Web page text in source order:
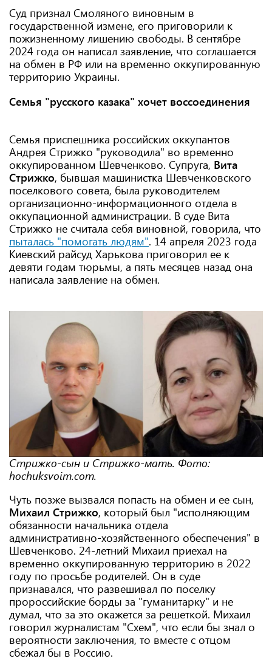
Суд признал Смоляного виновным в
государственной измене, его приговорили к
пожизненному лишению свободы. В сентябре
2024 года он написал заявление, что соглашается
на обмен в РФ или на временно оккупированную
территорию Украины.
Семья "русского казака" хочет воссоединения
Семья приспешника российских оккупантов
Андрея Стрижко "руководила" во временно
оккупированном Шевченково. Супруга, Вита
Стрижко, бывшая машинистка Шевченковского
поселкового совета, была руководителем
организационно-информационного отдела в
оккупационной администрации. В суде Вита
Стрижко не считала себя виновной, говорила, что
пыталась "помогать людям". 14 апреля 2023 года
Киевский райсуд Харькова приговорил ее к
девяти годам тюрьмы, а пять месяцев назад она
написала заявление на обмен.
Стрижко-сын и Стрижко-мать. Фото:
hochuksvoim.com.
Чуть позже вызвался попасть на обмен и ее сын,
Михаил Стрижко, который был "исполняющим
обязанности начальника отдела
административно-хозяйственного обеспечения" в
Шевченково. 24-летний Михаил приехал на
временно оккупированную территорию в 2022
году по просьбе родителей. Он в суде
признавался, что развешивал по поселку
пророссийские борды за "гуманитарку" и не
думал, что за это окажется за решеткой. Михаил
говорил журналистам "Схем", что если бы знал о
вероятности заключения, то вместе с отцом
сбежал бы в Россию.